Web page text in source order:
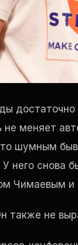
не меняет
шумным
него снова
Чимаевым и
также не